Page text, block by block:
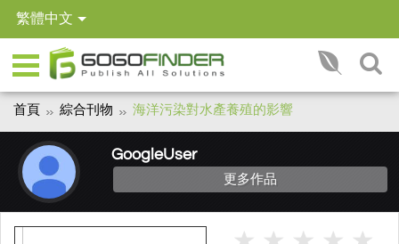
繁體中文
首頁 綜合刊物 海洋污染對水產養殖的影響
GoogleUser
更多作品